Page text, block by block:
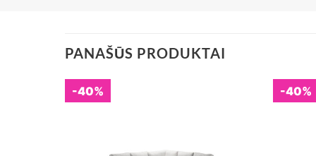
PANAŠŪS PRODUKTAI
-40% -40%